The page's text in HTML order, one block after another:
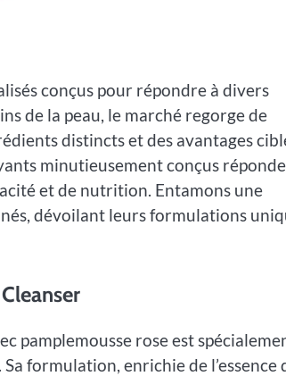
conçus pour répondre à divers
de la peau, le marché regorge de
distincts et des avantages
minutieusement conçus
et de nutrition. Entamons une
dévoilant leurs formulations
pamplemousse rose est
formulation, enrichie de l’essence